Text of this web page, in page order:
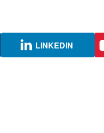
LINKEDIN